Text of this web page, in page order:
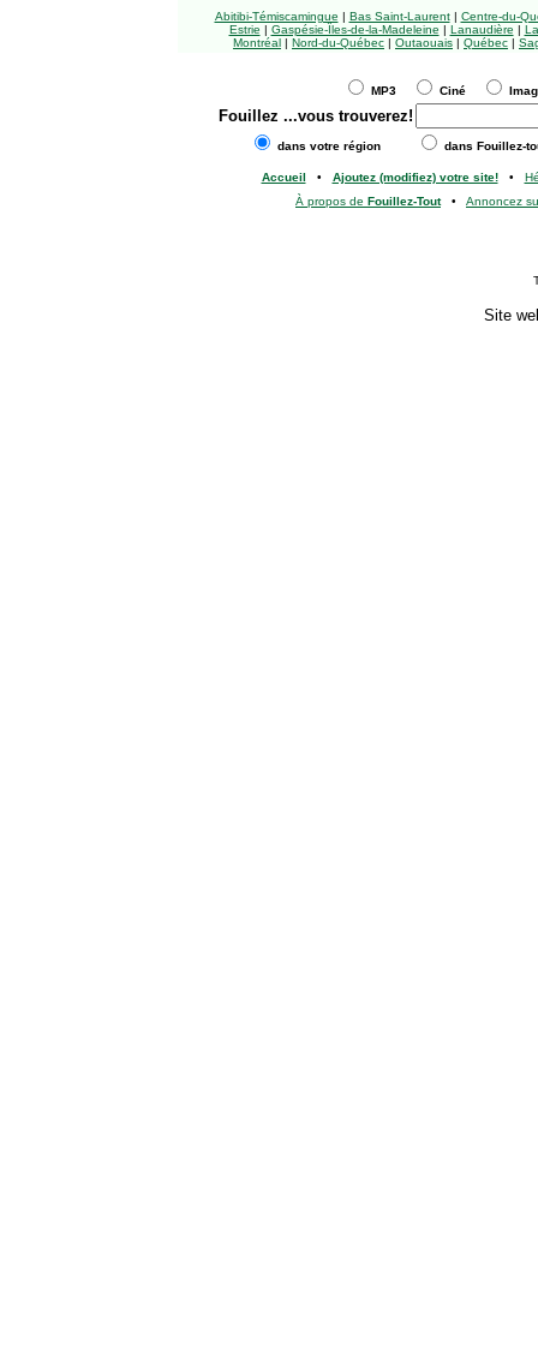
Abitibi-Témiscamingue | Bas Saint-Laurent| Centre-du-
Estrie | Gaspésie-Îles-de-la-Madeleine | Lanaudière |
Montréal | Nord-du-Québec | Outaouais | Québec |
MP3 Ciné
Fouillez ...vous trouverez!
dans votre région dans Fouillez-
Accueil • Ajoutez (modifiez) votre site!•
À propos de Fouillez-Tout• Annoncez
Site